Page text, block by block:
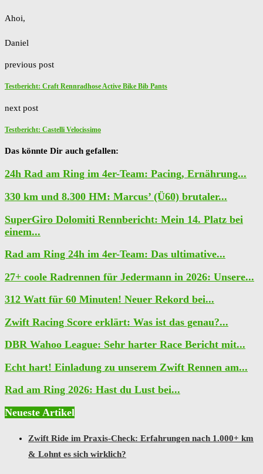
Ahoi,
Daniel
previous post
Testbericht: Craft Rennradhose Active Bike Bib Pants
next post
Testbericht: Castelli Velocissimo
Das könnte Dir auch gefallen:
24h Rad am Ring im 4er-Team: Pacing, Ernährung...
330 km und 8.300 HM: Marcus’ (Ü60) brutaler...
SuperGiro Dolomiti Rennbericht: Mein 14. Platz bei
einem...
Rad am Ring 24h im 4er-Team: Das ultimative...
27+ coole Radrennen für Jedermann in 2026: Unsere...
312 Watt für 60 Minuten! Neuer Rekord bei...
Zwift Racing Score erklärt: Was ist das genau?...
DBR Wahoo League: Sehr harter Race Bericht mit...
Echt hart! Einladung zu unserem Zwift Rennen am...
Rad am Ring 2026: Hast du Lust bei...
Neueste Artikel
Zwift Ride im Praxis-Check: Erfahrungen nach 1.000+ km
& Lohnt es sich wirklich?